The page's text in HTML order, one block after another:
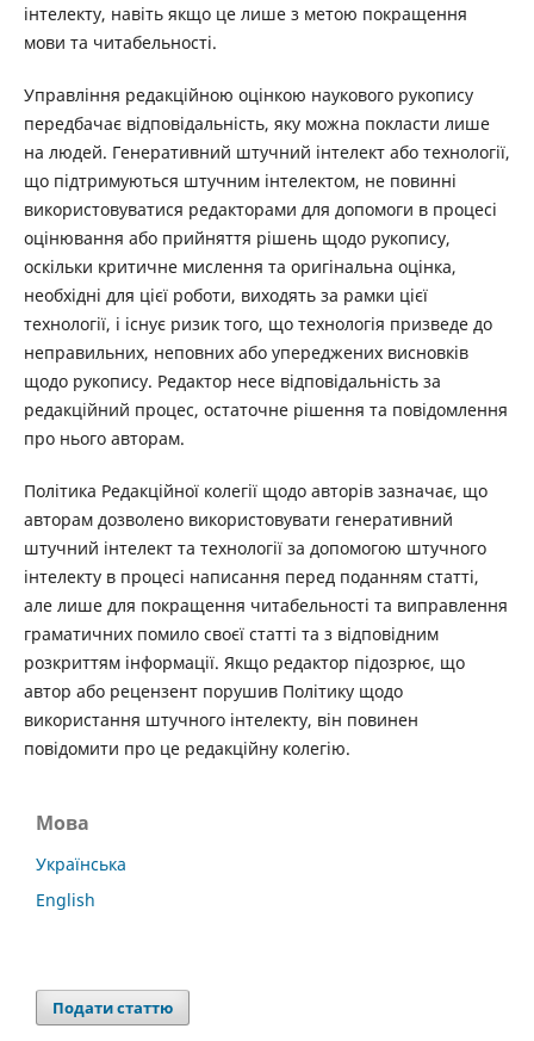
інтелекту, навіть якщо це лише з метою покращення
мови та читабельності.
Управління редакційною оцінкою наукового рукопису
передбачає відповідальність, яку можна покласти лише
на людей. Генеративний штучний інтелект або технології,
що підтримуються штучним інтелектом, не повинні
використовуватися редакторами для допомоги в процесі
оцінювання або прийняття рішень щодо рукопису,
оскільки критичне мислення та оригінальна оцінка,
необхідні для цієї роботи, виходять за рамки цієї
технології, і існує ризик того, що технологія призведе до
неправильних, неповних або упереджених висновків
щодо рукопису. Редактор несе відповідальність за
редакційний процес, остаточне рішення та повідомлення
про нього авторам.
Політика Редакційної колегії щодо авторів зазначає, що
авторам дозволено використовувати генеративний
штучний інтелект та технології за допомогою штучного
інтелекту в процесі написання перед поданням статті,
але лише для покращення читабельності та виправлення
граматичних помило своєї статті та з відповідним
розкриттям інформації. Якщо редактор підозрює, що
автор або рецензент порушив Політику щодо
використання штучного інтелекту, він повинен
повідомити про це редакційну колегію.
Мова
Українська
English
Подати статтю